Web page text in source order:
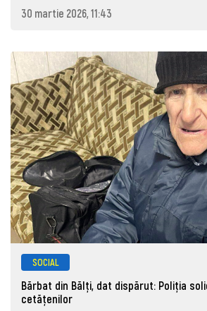
30 martie 2026, 11:43
SOCIAL
Bărbat din Bălți, dat dispărut: Poliţia
cetăţenilor